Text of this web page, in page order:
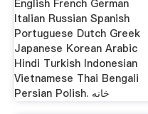
English French German
Italian Russian Spanish
Portuguese Dutch Greek
Japanese Korean Arabic
Hindi Turkish Indonesian
Vietnamese Thai Bengali
Persian Polish. خانه